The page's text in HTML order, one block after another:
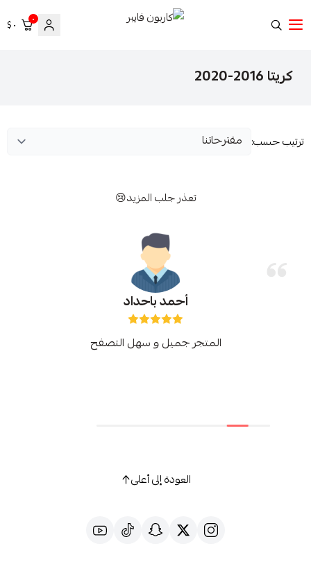
٠ ٠ $
كريتا 2016-2020
ترتيب حسب:
تعذر جلب المزيد😢
أحمد باحداد
المتجر جميل و سهل التصفح
العودة إلى أعلى